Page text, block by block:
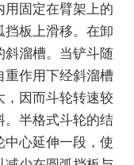
用固定在臂架上的
挡板上滑移。在卸
斜溜槽。当铲斗随
重作用下经斜溜槽
，因而斗轮转速较
。半格式斗轮的结
中心延伸一段，使